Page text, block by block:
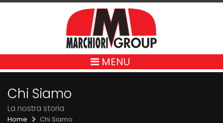
MENU
Chi Siamo
La nostra storia
Home Chi Siamo